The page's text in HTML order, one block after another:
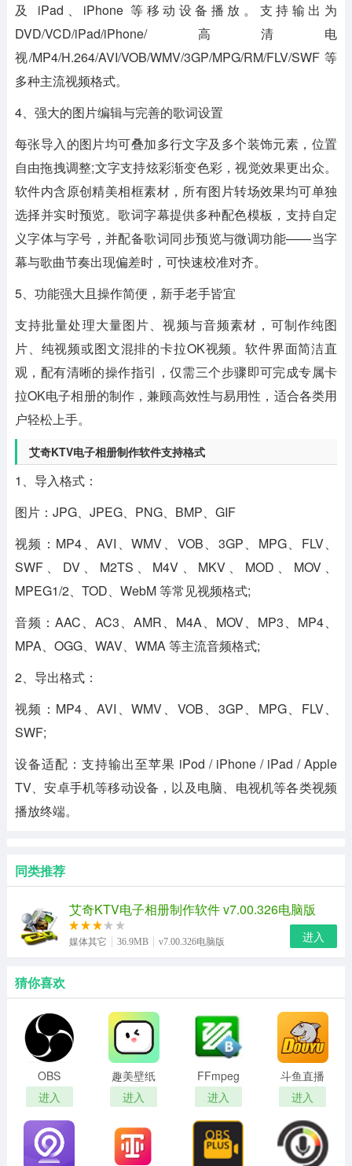
及 iPad、iPhone 等移动设备播放。支持输出为
DVD/VCD/iPad/iPhone/高清电
视/MP4/H.264/AVI/VOB/WMV/3GP/MPG/RM/FLV/SWF 等
多种主流视频格式。
4、强大的图片编辑与完善的歌词设置
每张导入的图片均可叠加多行文字及多个装饰元素，位置
自由拖拽调整;文字支持炫彩渐变色彩，视觉效果更出众。
软件内含原创精美相框素材，所有图片转场效果均可单独
选择并实时预览。歌词字幕提供多种配色模板，支持自定
义字体与字号，并配备歌词同步预览与微调功能——当字
幕与歌曲节奏出现偏差时，可快速校准对齐。
5、功能强大且操作简便，新手老手皆宜
支持批量处理大量图片、视频与音频素材，可制作纯图
片、纯视频或图文混排的卡拉OK视频。软件界面简洁直
观，配有清晰的操作指引，仅需三个步骤即可完成专属卡
拉OK电子相册的制作，兼顾高效性与易用性，适合各类用
户轻松上手。
艾奇KTV电子相册制作软件支持格式
1、导入格式：
图片：JPG、JPEG、PNG、BMP、GIF
视频：MP4、AVI、WMV、VOB、3GP、MPG、FLV、
SWF、DV、M2TS、M4V、MKV、MOD、MOV、
MPEG1/2、TOD、WebM 等常见视频格式;
音频：AAC、AC3、AMR、M4A、MOV、MP3、MP4、
MPA、OGG、WAV、WMA 等主流音频格式;
2、导出格式：
视频：MP4、AVI、WMV、VOB、3GP、MPG、FLV、
SWF;
设备适配：支持输出至苹果 iPod / iPhone / iPad / Apple
TV、安卓手机等移动设备，以及电脑、电视机等各类视频
播放终端。
同类推荐
艾奇KTV电子相册制作软件 v7.00.326电脑版
媒体其它 36.9MB v7.00.326电脑版 进入
猜你喜欢
OBS
studio(录
屏软件)
进入
趣美壁纸
app官方
版
进入
FFmpeg
界面版
进入
斗鱼直播
伴侣
进入